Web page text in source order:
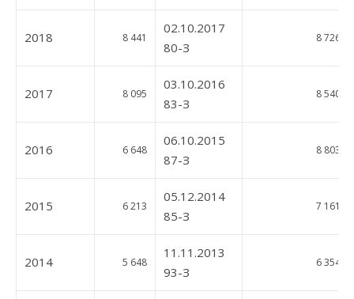
2018 8 441
02.10.2017
80-З
8 726
2017 8 095
03.10.2016
83-З
8 540
2016 6 648
06.10.2015
87-З
8 803
2015 6 213
05.12.2014
85-З
7 161
2014 5 648
11.11.2013
93-З
6 354